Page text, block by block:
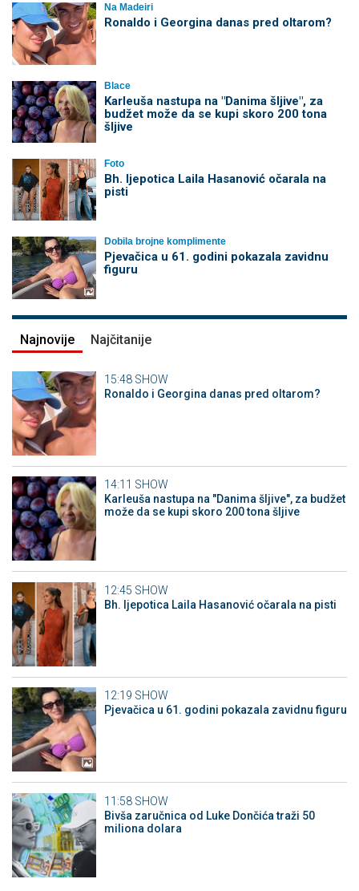
Na Madeiri
Ronaldo i Georgina danas pred oltarom?
Blace
Karleuša nastupa na "Danima šljive", za
budžet može da se kupi skoro 200 tona
šljive
Foto
Bh. ljepotica Laila Hasanović očarala na
pisti
Dobila brojne komplimente
Pjevačica u 61. godini pokazala zavidnu
figuru
Najnovije Najčitanije
15:48 SHOW
Ronaldo i Georgina danas pred oltarom?
14:11 SHOW
Karleuša nastupa na "Danima šljive", za budžet
može da se kupi skoro 200 tona šljive
12:45 SHOW
Bh. ljepotica Laila Hasanović očarala na pisti
12:19 SHOW
Pjevačica u 61. godini pokazala zavidnu figuru
11:58 SHOW
Bivša zaručnica od Luke Dončića traži 50
miliona dolara